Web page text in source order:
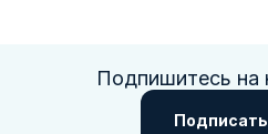
Подпишитесь на